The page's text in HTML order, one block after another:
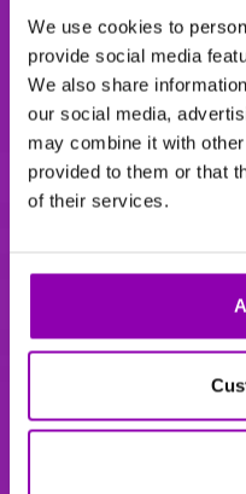
We use cookies to
provide social media
We also share
our social media,
may combine it with
provided to them or that
of their services.